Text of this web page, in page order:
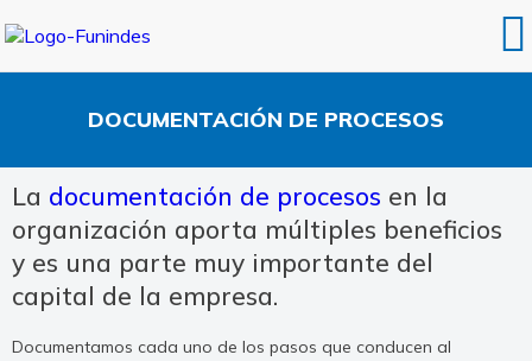
DOCUMENTACIÓN DE PROCESOS
La documentación de procesos en la
organización aporta múltiples beneficios
y es una parte muy importante del
capital de la empresa.
Documentamos cada uno de los pasos que conducen al